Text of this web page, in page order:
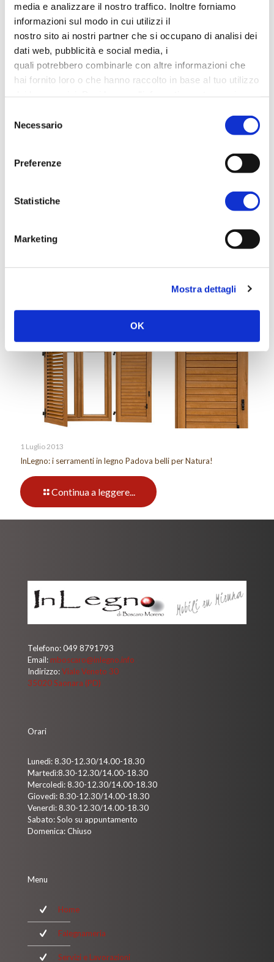
media e analizzare il nostro traffico. Inoltre forniamo
informazioni sul modo in cui utilizzi il
nostro sito ai nostri partner che si occupano di analisi dei
dati web, pubblicità e social media, i
quali potrebbero combinarle con altre informazioni che
hai fornito loro o che hanno raccolto in base al tuo utilizzo
modificarlo andando alla pagina dei
delNecessario
Preferenze
Statistiche
Marketing
Mostra dettagli
OK
1 Luglio 2013
InLegno: la nuova vita del legno Padova
Continua a leggere...
Continua a leggere...
1 Luglio 2013
InLegno: i serramenti in legno Padova belli per Natura!
Continua a leggere...
Telefono:049 8791793
Email: mboscaro@inlegno.info
Indirizzo:Viale Veneto 30
35020 Saonara (PD)
Orari
Lunedì: 8.30-12.30/14.00-18.30
Martedì:8.30-12.30/14.00-18.30
Mercoledì: 8.30-12.30/14.00-18.30
Giovedì: 8.30-12.30/14.00-18.30
Venerdì: 8.30-12.30/14.00-18.30
Sabato: Solo su appuntamento
Domenica: Chiuso
Menu
Home
Falegnameria
Servizi e Lavorazioni